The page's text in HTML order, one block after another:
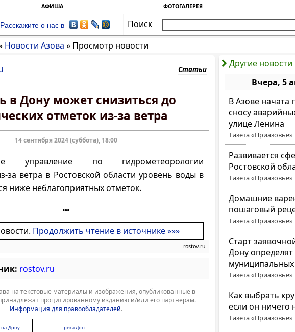
АФИША ФОТОГАЛЕРЕЯ
Расскажите о нас в
Поиск
Новости Азова » Просмотр новости
Другие новости
Вчера, 5
В Азове начата
сносу
улице Ленина
Газета «Приазовье»
Развивается
Ростовской
Газета «Приазовье»
Домашние
пошаговый
Газета «Приазовье»
Старт
Дону
Газета «Приазовье»
Как выбрать
если он ничего
Газета «Приазовье»
Статьи
в Дону может снизиться до
отметок из-за ветра
14 сентября 2024 (суббота), 18:00
управление по гидрометеорологии
за ветра в Ростовской области уровень воды в
ниже неблагоприятных отметок.
Продолжить чтение в источнике »»»
rostov.ru
rostov.ru
на текстовые материалы и изображения, опубликованные в
процитированному изданию и/или его партнерам.
Информация для правообладателей.
на-Дону река Дон